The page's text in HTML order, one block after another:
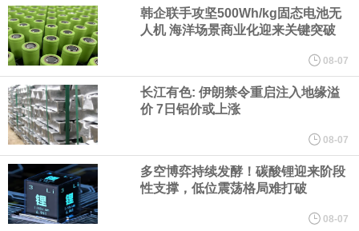
他与赫格塞思就弹药短缺问题发生冲突的报道是“完全没有根据的谣
纽约期银突破64美元/盎司，日内涨3.91%。
稳定的三大有利因素带动下，预期第3季度营运将优于第2季度，并
韩企联手攻坚500Wh/kg固态电池无
人机 海洋场景商业化迎来关键突破
08-07
长江有色: 伊朗禁令重启注入地缘溢
价 7日铝价或上涨
08-07
多空博弈持续发酵！碳酸锂迎来阶段
性支撑，低位震荡格局难打破
08-07